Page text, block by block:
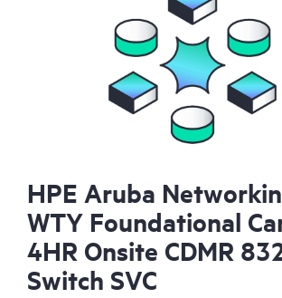
HPE Aruba
WTY Foundational
4HR Onsite CDMR
Switch SVC